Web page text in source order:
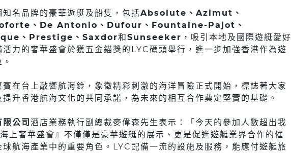
名品牌的豪華遊艇及船隻，包括Absolute、Azimut、
、De Antonio、Dufour、Fountaine-Pajot、
、Prestige、Saxdor和Sunseeker ，吸引本地及國際遊艇愛好
力的奢華盛會於獲五金錨獎的LYC碼頭舉行，進一步加強香港作為遊
賓在台上敲響航海鈴，象徵精彩刺激的海洋冒險正式開始，標誌著大家
升香港航海文化的共同承諾，為未來的相互合作奠定堅實的基礎。
公司 酒店業務執行副總裁麥偉森先生表示：「今天的參加人數超出我
上奢華盛會』不僅僅是豪華遊艇的展示、更是促進遊艇業界合作的催
航海產業中的重要角色。LYC配備一流的設施及服務，能應付遊艇旅